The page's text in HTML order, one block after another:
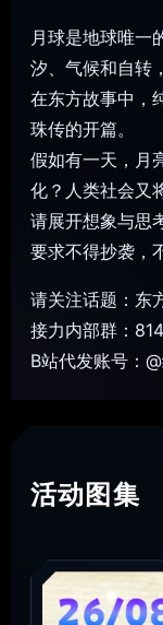
月球是地球唯一
汐、气候和自转
在东方故事中，
珠传的开篇。
假如有一天，月
化？人类社会又
请展开想象与思
要求不得抄袭，
请关注话题：东
接力内部群：
B站代发账号：
活动图集